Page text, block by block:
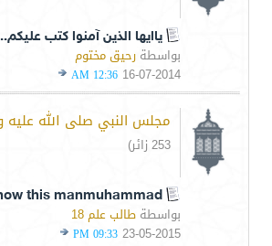
ياايها الذين آمنوا كتب
بواسطة رحيق مختوم
16-07-2014
12:36 AM
مجلس النبي صلى الله عليه
253 زائر)
this manmuhammad
بواسطة طالب علم 18
23-05-2015
09:33 PM